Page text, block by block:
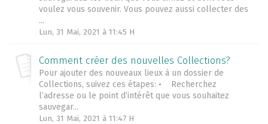
voulez vous souvenir. Vous pouvez aussi collecter des
...
Lun, 31 Mai, 2021 à 11:45 H
Comment créer des nouvelles Collections?
Pour ajouter des nouveaux lieux à un dossier de
Collections, suivez ces étapes: • Recherchez
l’adresse ou le point d’intérêt que vous souhaitez
sauvegar...
Lun, 31 Mai, 2021 à 11:47 H